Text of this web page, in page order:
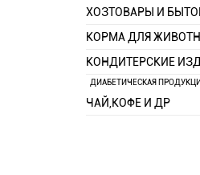
ХОЗТОВАРЫ И
КОРМА ДЛЯ
КОНДИТЕРСКИЕ
ДИАБЕТИЧЕСКАЯ
ЧАЙ,КОФЕ И ДР